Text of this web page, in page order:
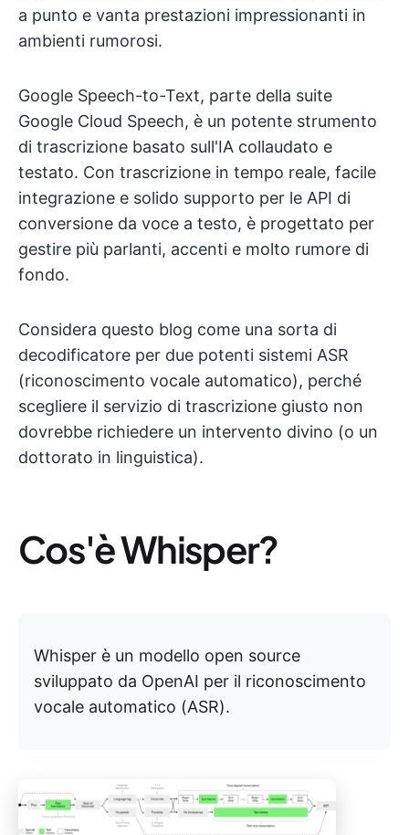
a punto e vanta prestazioni impressionanti in
ambienti rumorosi.
Google Speech-to-Text, parte della suite
Google Cloud Speech, è un potente strumento
di trascrizione basato sull'IA collaudato e
testato. Con trascrizione in tempo reale, facile
integrazione e solido supporto per le API di
conversione da voce a testo, è progettato per
gestire più parlanti, accenti e molto rumore di
fondo.
Considera questo blog come una sorta di
decodificatore per due potenti sistemi ASR
(riconoscimento vocale automatico), perché
scegliere il servizio di trascrizione giusto non
dovrebbe richiedere un intervento divino (o un
dottorato in linguistica).
Cos'è Whisper?
Whisper è un modello open source
sviluppato da OpenAI per il riconoscimento
vocale automatico (ASR).